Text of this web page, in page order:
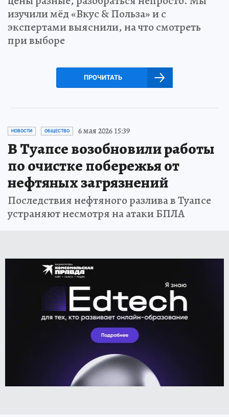
изучили мёд «Вкус & Польза» и с
экспертами выяснили, на что смотреть
при выборе
ПРОЧИТАТЬ
НОВОСТИ ОБЩЕСТВО 6 мая 2026 15:39
В Туапсе возобновили работы
по очистке побережья от
нефтяных загрязнений
Последствия нефтяного разлива в Туапсе
устраняют несмотря на атаки БПЛА